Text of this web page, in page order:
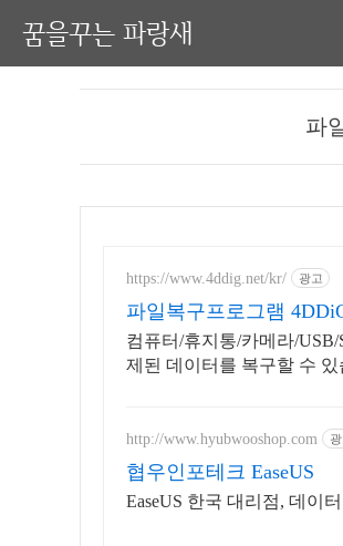
꿈을꾸는 파랑새
파
https://www.4ddig.net/kr/ 광고
파일복구프로그램
컴퓨터/휴지통/카메라/
제된 데이터를 복구할 수
http://www.hyubwooshop.com
협우인포테크 EaseUS
EaseUS 한국 대리점, 데이